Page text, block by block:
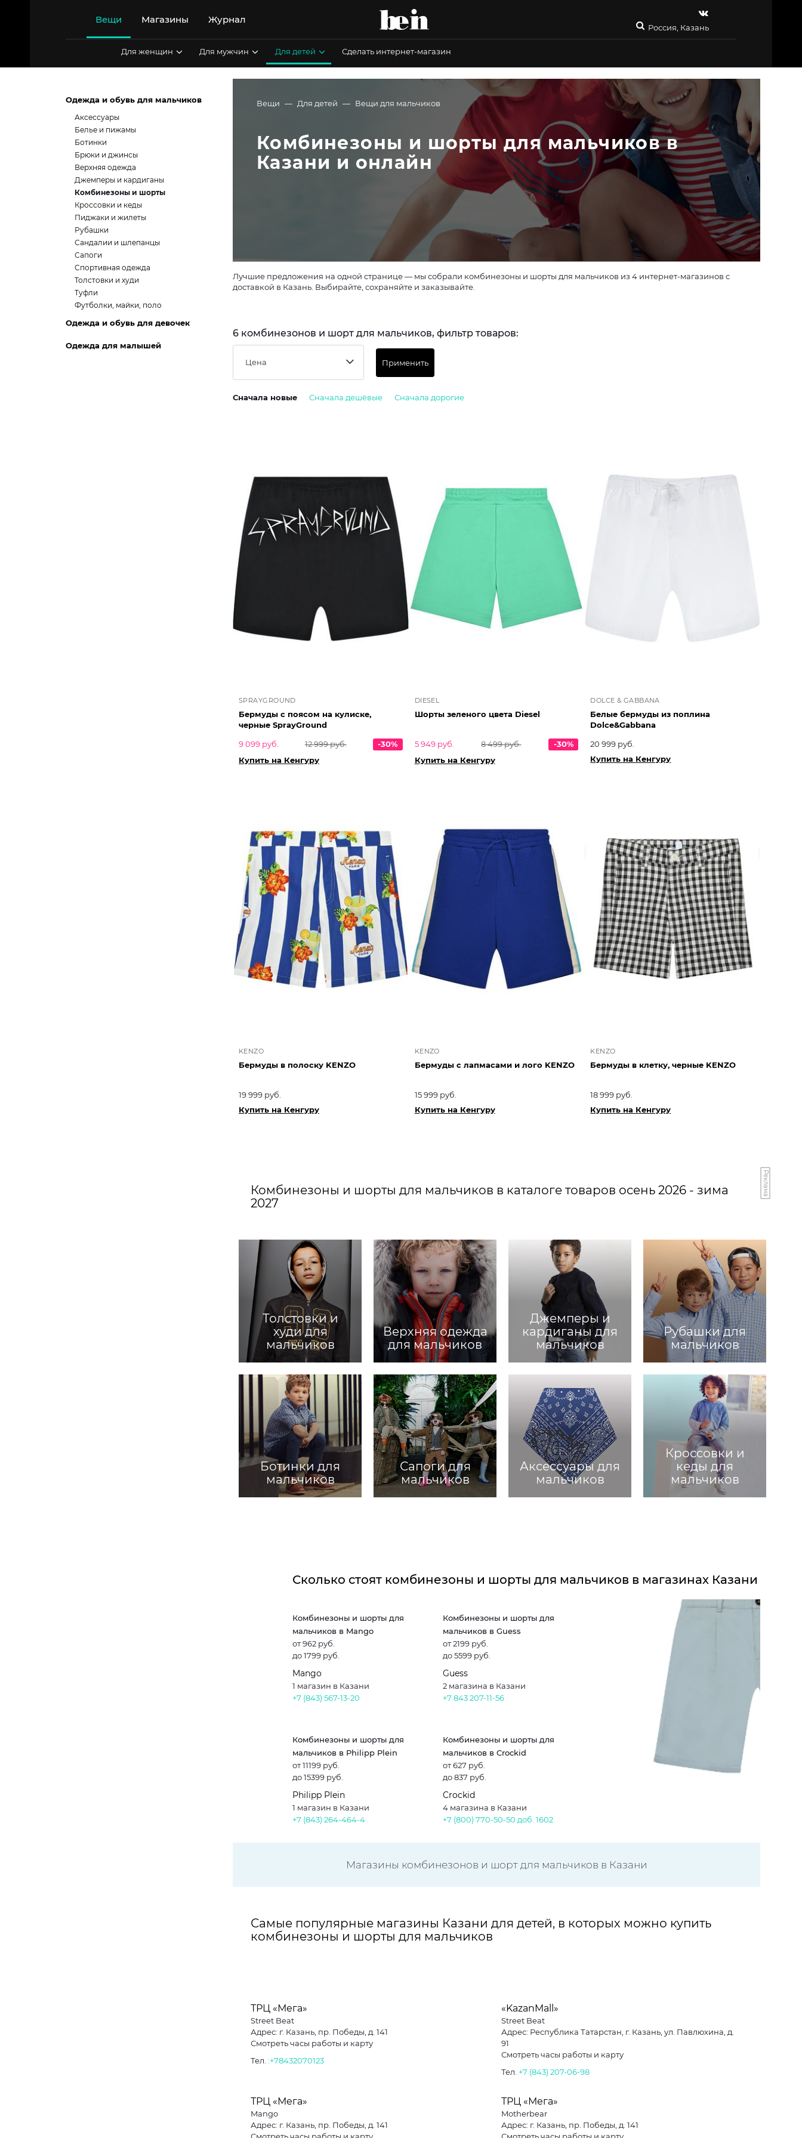
Вещи Магазины Журнал
Россия, Казань
Для женщин Для мужчин Для детей Сделать интернет-магазин
Вещи Для детей Вещи для мальчиков
Комбинезоны и шорты для мальчиков в
Казани и онлайн
Лучшие предложения на одной странице — мы собрали комбинезоны и шорты для мальчиков из 4 интернет-магазинов с
доставкой в Казань. Выбирайте, сохраняйте и заказывайте.
6 комбинезонов и шорт для мальчиков, фильтр товаров:
Цена Применить
Сначала новые Сначала дешёвые Сначала дорогие
SPRAYGROUND
Бермуды с поясом на кулиске,
черные SprayGround
9 099 руб.
12 999 руб.
-30%
Купить на Кенгуру
DIESEL
Шорты зеленого цвета Diesel
5 949 руб. 8 499 руб.
-30%
Купить на Кенгуру
DOLCE & GABBANA
Белые бермуды из поплина
Dolce&Gabbana
20 999 руб.
Купить на Кенгуру
KENZO
Бермуды в полоску KENZO
19 999 руб.
Купить на Кенгуру
KENZO
Бермуды с лапмасами и лого KENZO
15 999 руб.
Купить на Кенгуру
KENZO
Бермуды в клетку, черные KENZO
18 999 руб.
Купить на Кенгуру
Реклама
Комбинезоны и шорты для мальчиков в каталоге товаров осень 2026 - зима
2027
Толстовки и
худи для
мальчиков
Верхняя одежда
для мальчиков
Джемперы и
кардиганы для
мальчиков
Рубашки для
мальчиков
Ботинки для
мальчиков
Сапоги для
мальчиков
Аксессуары для
мальчиков
Кроссовки и
кеды для
мальчиков
Сколько стоят комбинезоны и шорты для мальчиков в магазинах Казани
Комбинезоны и шорты для
мальчиков в Mango
от 962 руб.
до 1799 руб.
Mango
1 магазин в Казани
+7 (843) 567-13-20
Комбинезоны и шорты для
мальчиков в Guess
от 2199 руб.
до 5599 руб.
Guess
2 магазина в Казани
+7 843 207-11-56
Комбинезоны и шорты для
мальчиков в Philipp Plein
от 11199 руб.
до 15399 руб.
Philipp Plein
1 магазин в Казани
+7 (843) 264-464-4
Комбинезоны и шорты для
мальчиков в Crockid
от 627 руб.
до 837 руб.
Crockid
4 магазина в Казани
+7 (800) 770-50-50 доб. 1602
Магазины комбинезонов и шорт для мальчиков в Казани
Самые популярные магазины Казани для детей, в которых можно купить
комбинезоны и шорты для мальчиков
ТРЦ «Мега»
Street Beat
Адрес: г. Казань, пр. Победы, д. 141
Смотреть часы работы и карту
Тел. :+78432070123
«KazanMall»
Street Beat
Адрес: Республика Татарстан, г. Казань, ул. Павлюхина, д.
91
Смотреть часы работы и карту
Тел. +7 (843) 207-06-98
ТРЦ «Мега»
Mango
Адрес: г. Казань, пр. Победы, д. 141
ТРЦ «Мега»
Motherbear
Адрес: г. Казань, пр. Победы, д. 141
Одежда и обувь для мальчиков
Аксессуары
Белье и пижамы
Ботинки
Брюки и джинсы
Верхняя одежда
Джемперы и кардиганы
Комбинезоны и шорты
Кроссовки и кеды
Пиджаки и жилеты
Рубашки
Сандалии и шлепанцы
Сапоги
Спортивная одежда
Толстовки и худи
Туфли
Футболки, майки, поло
Одежда и обувь для девочек
Одежда для малышей